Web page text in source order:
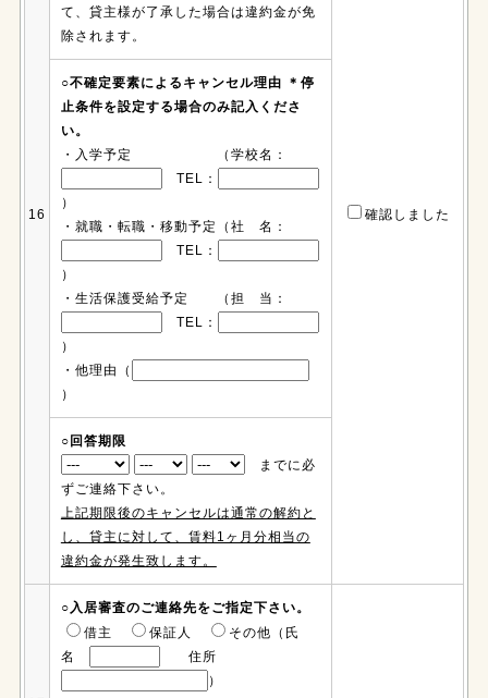
16
て、貸主様が了承した場合は違約金が免
除されます。
確認しました
○不確定要素によるキャンセル理由 ＊停
止条件を設定する場合のみ記入くださ
い。
・入学予定 （学校名：
TEL：
）
・就職・転職・移動予定（社 名：
TEL：
）
・生活保護受給予定 （担 当：
TEL：
）
・他理由（
）
○回答期限
までに必
ずご連絡下さい。
上記期限後のキャンセルは通常の解約と
し、貸主に対して、賃料1ヶ月分相当の
違約金が発生致します。
○入居審査のご連絡先をご指定下さい。
借主
保証人
その他（氏
名
住所
）